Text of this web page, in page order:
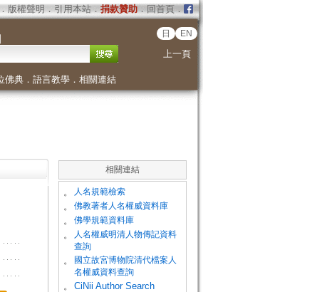
版權聲明 ． 引用本站． 捐款贊助．回首頁．
｜ 日 EN
上一頁
佛典． 語言教學． 相關連結
相關連結
。 人名規範檢索
。 佛教著者人名權威資料庫
。 佛學規範資料庫
。
人名權威明清人物傳記資料
查詢
。
國立故宮博物院清代檔案人
名權威資料查詢
。
CiNii Author Search